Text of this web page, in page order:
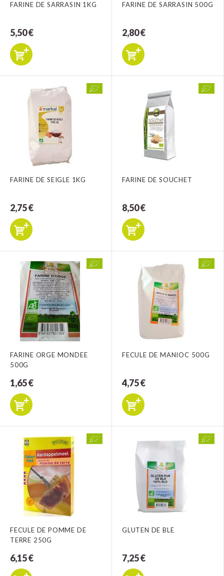
FARINE DE SARRASIN 1KG
5,50 €
FARINE DE SARRASIN 500G
2,80 €
FARINE DE SEIGLE 1KG
2,75 €
FARINE DE SOUCHET
8,50 €
FARINE ORGE MONDEE
500G
1,65 €
FECULE DE MANIOC 500G
4,75 €
FECULE DE POMME DE
TERRE 250G
6,15 €
GLUTEN DE BLE
7,25 €